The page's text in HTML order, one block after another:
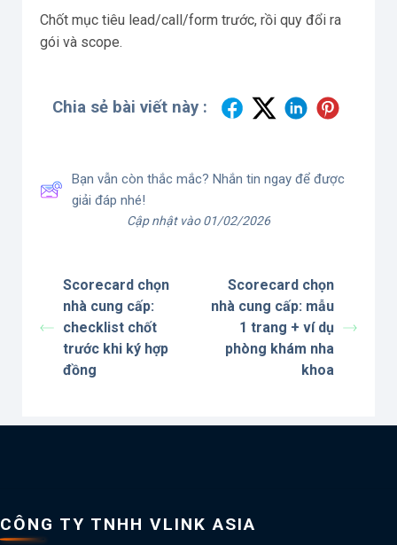
Chốt mục tiêu lead/call/form trước, rồi quy đổi ra
gói và scope.
Chia sẻ bài viết này :
Bạn vẫn còn thắc mắc? Nhắn tin ngay để được
giải đáp nhé!
Cập nhật vào 01/02/2026
Scorecard chọn
nhà cung cấp:
checklist chốt
trước khi ký hợp
đồng
Scorecard chọn
nhà cung cấp: mẫu
1 trang + ví dụ
phòng khám nha
khoa
CÔNG TY TNHH VLINK ASIA